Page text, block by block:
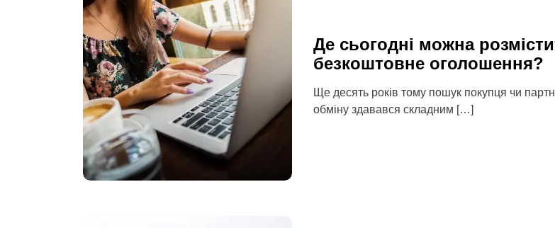
Де сьогодні можна
безкоштовне оголошення?
Ще десять років тому пошук покупця чи
обміну здавався складним […]